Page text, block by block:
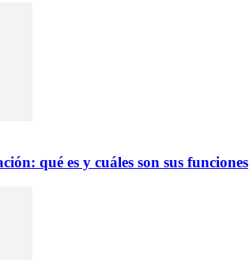
qué es y cuáles son sus funciones